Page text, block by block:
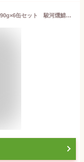
送料無料 オイルサバディン ナチュラル90g×6缶セット 駿河燻鯖 沼津 かねはちサバ缶 鯖 サバ さば 国産 魚 青魚 缶詰 缶詰め かんづめ 缶 おかず ご飯 具材 ご飯のお供 おとも 酒のあて 酒の肴 つまみ サバ缶ダイエット 味付き 静岡土産 ご当地